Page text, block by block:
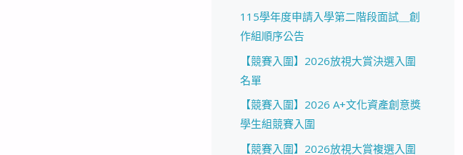
115學年度申請入學第二階段面試＿創
作組順序公告
【競賽入圍】2026放視大賞決選入圍
名單
【競賽入圍】2026 A+文化資產創意獎
學生組競賽入圍
【競賽入圍】2026放視大賞複選入圍